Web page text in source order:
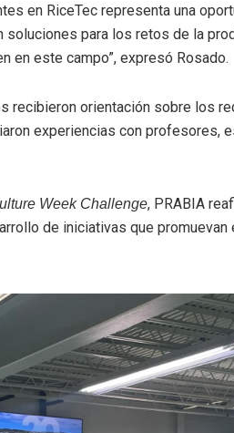
en RiceTec representa una
para los retos de la
en este campo”, expresó Rosado.
recibieron orientación sobre los
experiencias con profesores,
Week Challenge, PRABIA
de iniciativas que